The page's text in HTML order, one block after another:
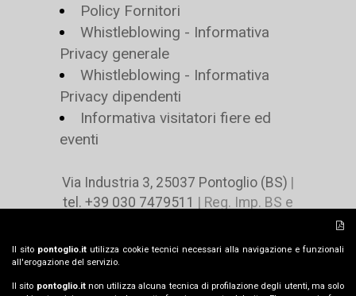
Policy Fornitori
Whistleblowing - Informativa
Privacy generale
Whistleblowing - Informativa
Privacy dipendenti
Informativa visitatori fiere ed
eventi
Via Industria 3, 25037 Pontoglio (BS) |
tel. +39 030 7479511 | Reg. Imp. BS e
00729460980 | Cap. Soc. € 4.416.000 i.v |
pontoglio@pontoglio.it
Il sito pontoglio.it utilizza cookie tecnici necessari alla navigazione e funzionali
all'erogazione del servizio.
Il sito pontoglio.itnon utilizza alcuna tecnica di profilazione degli utenti, ma solo